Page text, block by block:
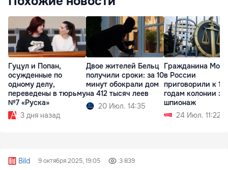
Гуцул и Попан,
осужденные по
одному делу,
переведены в тюрьму
№7 «Руска»
3 дня назад
Двое жителей Бельц
получили сроки: за 10
минут обокрали дом
на 412 тысяч леев
20 Июл. 14:35
Гражданина
в России
приговорили к 13
годам колонии за
шпионаж
24 Июл. 11:22
Bild 9 октября 2025, 19:05 3 839